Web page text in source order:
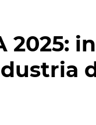
Applicazioni
fornerie
2025: